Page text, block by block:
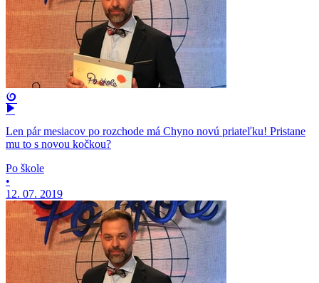
Len pár mesiacov po rozchode má Chyno novú priateľku! Pristane
mu to s novou kočkou?
Po škole
•
12. 07. 2019